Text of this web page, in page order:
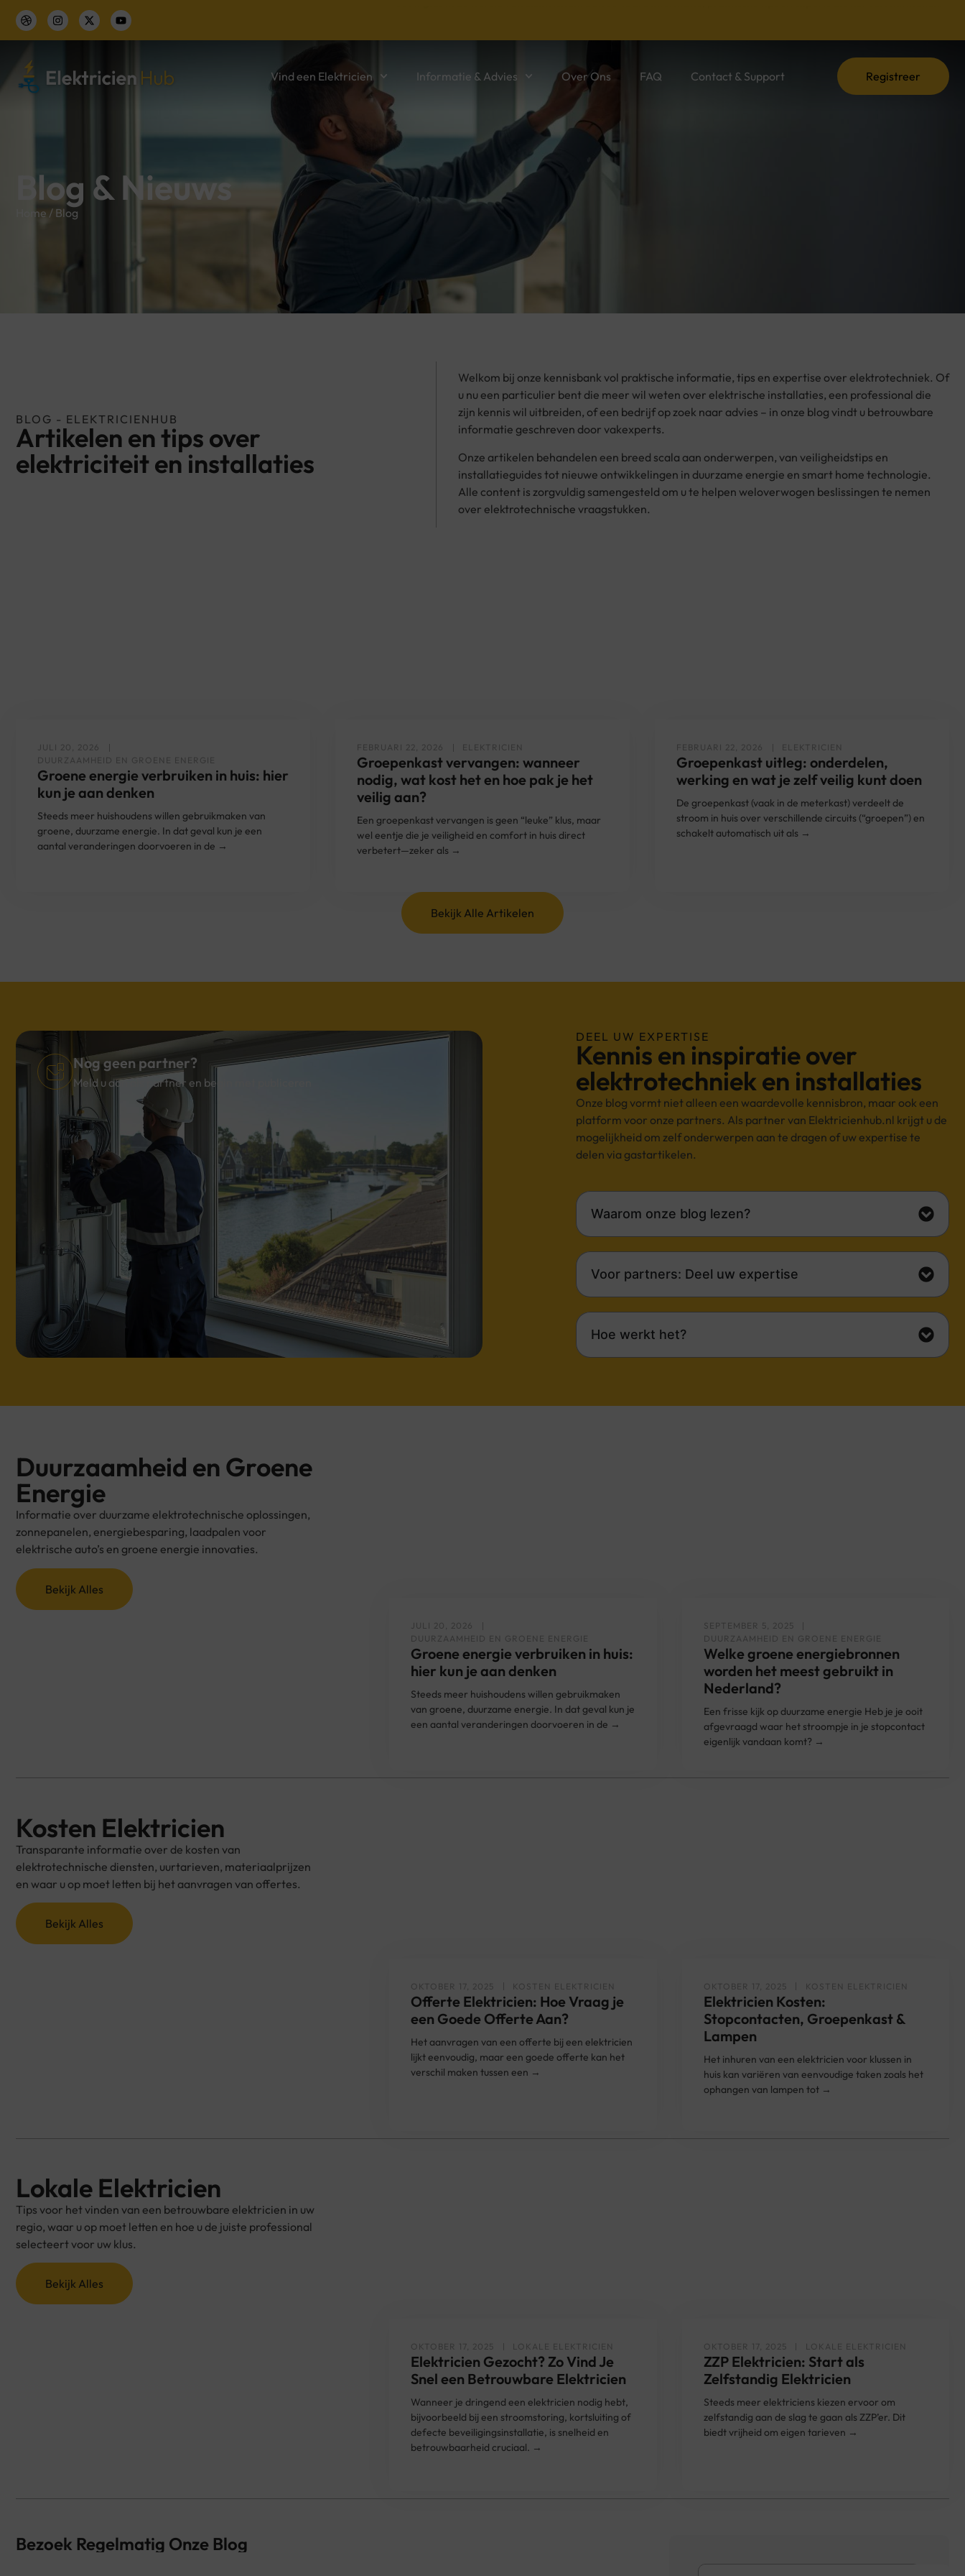
Vind een Elektricien Informatie & Advies Over Ons FAQ Contact & Support Registreer
Blog & Nieuws
Home / Blog
BLOG - ELEKTRICIENHUB
Artikelen en tips over
elektriciteit en installaties
Welkom bij onze kennisbank vol praktische informatie, tips en expertise over elektrotechniek. Of
u nu een particulier bent die meer wil weten over elektrische installaties, een professional die
zijn kennis wil uitbreiden, of een bedrijf op zoek naar advies – in onze blog vindt u betrouwbare
informatie geschreven door vakexperts.
Onze artikelen behandelen een breed scala aan onderwerpen, van veiligheidstips en
installatieguides tot nieuwe ontwikkelingen in duurzame energie en smart home technologie.
Alle content is zorgvuldig samengesteld om u te helpen weloverwogen beslissingen te nemen
over elektrotechnische vraagstukken.
JULI 20, 2026
DUURZAAMHEID EN GROENE ENERGIE
Groene energie verbruiken in huis: hier
kun je aan denken
Steeds meer huishoudens willen gebruikmaken van
groene, duurzame energie. In dat geval kun je een
aantal veranderingen doorvoeren in de →
FEBRUARI 22, 2026 ELEKTRICIEN
Groepenkast vervangen: wanneer
nodig, wat kost het en hoe pak je het
veilig aan?
Een groepenkast vervangen is geen “leuke” klus, maar
wel eentje die je veiligheid en comfort in huis direct
verbetert—zeker als →
FEBRUARI 22, 2026 ELEKTRICIEN
Groepenkast uitleg: onderdelen,
werking en wat je zelf veilig kunt doen
De groepenkast (vaak in de meterkast) verdeelt de
stroom in huis over verschillende circuits (“groepen”) en
schakelt automatisch uit als →
Bekijk Alle Artikelen
Nog geen partner?
Meld u aan als partner en begin met publiceren
DEEL UW EXPERTISE
Kennis en inspiratie over
elektrotechniek en installaties
Onze blog vormt niet alleen een waardevolle kennisbron, maar ook een
platform voor onze partners. Als partner van Elektricienhub.nl krijgt u de
mogelijkheid om zelf onderwerpen aan te dragen of uw expertise te
delen via gastartikelen.
Waarom onze blog lezen?
Voor partners: Deel uw expertise
Hoe werkt het?
Duurzaamheid en Groene
Energie
Informatie over duurzame elektrotechnische oplossingen,
zonnepanelen, energiebesparing, laadpalen voor
elektrische auto’s en groene energie innovaties.
Bekijk Alles
JULI 20, 2026
DUURZAAMHEID EN GROENE ENERGIE
Groene energie verbruiken in huis:
hier kun je aan denken
Steeds meer huishoudens willen gebruikmaken
van groene, duurzame energie. In dat geval kun je
een aantal veranderingen doorvoeren in de →
SEPTEMBER 5, 2025
DUURZAAMHEID EN GROENE ENERGIE
Welke groene energiebronnen
worden het meest gebruikt in
Nederland?
Een frisse kijk op duurzame energie Heb je je ooit
afgevraagd waar het stroompje in je stopcontact
eigenlijk vandaan komt? →
Kosten Elektricien
Transparante informatie over de kosten van
elektrotechnische diensten, uurtarieven, materiaalprijzen
en waar u op moet letten bij het aanvragen van offertes.
Bekijk Alles
OKTOBER 17, 2025 KOSTEN ELEKTRICIEN
Offerte Elektricien: Hoe Vraag je
een Goede Offerte Aan?
Het aanvragen van een offerte bij een elektricien
lijkt eenvoudig, maar een goede offerte kan het
verschil maken tussen een →
OKTOBER 17, 2025 KOSTEN ELEKTRICIEN
Elektricien Kosten:
Stopcontacten, Groepenkast &
Lampen
Het inhuren van een elektricien voor klussen in
huis kan variëren van eenvoudige taken zoals het
ophangen van lampen tot →
Lokale Elektricien
Tips voor het vinden van een betrouwbare elektricien in uw
regio, waar u op moet letten en hoe u de juiste professional
selecteert voor uw klus.
Bekijk Alles
OKTOBER 17, 2025 LOKALE ELEKTRICIEN
Elektricien Gezocht? Zo Vind Je
Snel een Betrouwbare Elektricien
Wanneer je dringend een elektricien nodig hebt,
bijvoorbeeld bij een stroomstoring, kortsluiting of
defecte beveiligingsinstallatie, is snelheid en
betrouwbaarheid cruciaal. →
OKTOBER 17, 2025 LOKALE ELEKTRICIEN
ZZP Elektricien: Start als
Zelfstandig Elektricien
Steeds meer elektriciens kiezen ervoor om
zelfstandig aan de slag te gaan als ZZP’er. Dit
biedt vrijheid om eigen tarieven →
Bezoek Regelmatig Onze Blog